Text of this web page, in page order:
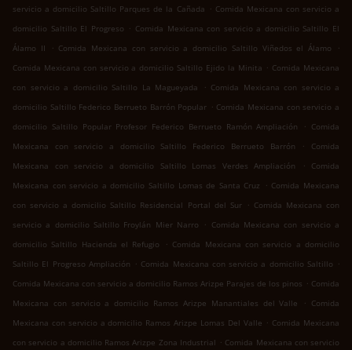
servicio a domicilio Saltillo Parques de la Cañada . Comida Mexicana con servicio a
domicilio Saltillo El Progreso . Comida Mexicana con servicio a domicilio Saltillo El
Álamo II
. Comida Mexicana con servicio a domicilio Saltillo Viñedos el Álamo
.
Comida Mexicana con servicio a domicilio Saltillo Ejido la Minita . Comida Mexicana
con servicio a domicilio Saltillo La Magueyada
. Comida Mexicana con servicio a
domicilio Saltillo Federico Berrueto Barrón Popular . Comida Mexicana con servicio a
domicilio Saltillo Popular Profesor Federico Berrueto Ramón Ampliación
. Comida
Mexicana con servicio a domicilio Saltillo Federico Berrueto Barrón
.
Comida
Mexicana con servicio a domicilio Saltillo Lomas Verdes Ampliación
.
Comida
Mexicana con servicio a domicilio Saltillo Lomas de Santa Cruz
. Comida Mexicana
con servicio a domicilio Saltillo Residencial Portal del Sur . Comida Mexicana con
servicio a domicilio Saltillo Froylán Mier Narro
. Comida Mexicana con servicio a
domicilio Saltillo Hacienda el Refugio
. Comida Mexicana con servicio a domicilio
Saltillo El Progreso Ampliación . Comida Mexicana con servicio a domicilio Saltillo .
Comida Mexicana con servicio a domicilio Ramos Arizpe Parajes de los pinos . Comida
Mexicana con servicio a domicilio Ramos Arizpe Manantiales del Valle
. Comida
Mexicana con servicio a domicilio Ramos Arizpe Lomas Del Valle . Comida Mexicana
con servicio a domicilio Ramos Arizpe Zona Industrial . Comida Mexicana con servicio